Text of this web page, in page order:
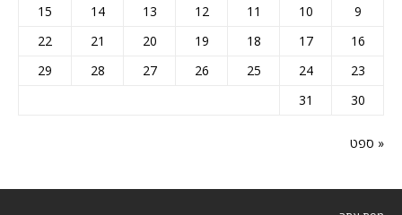
9
10
11
12
13
14
15
16
17
18
19
20
21
22
23
24
25
26
27
28
29
30
31
« ספט